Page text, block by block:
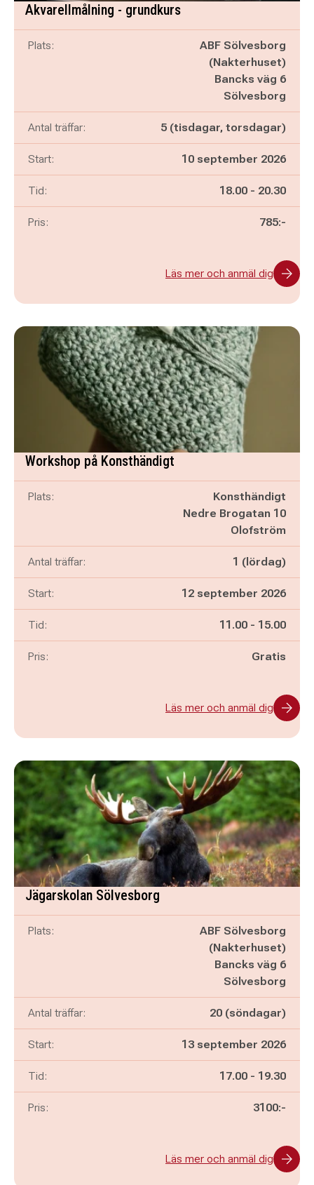
Akvarellmålning - grundkurs
Plats:
ABF Sölvesborg
(Nakterhuset)
Bancks väg 6
Sölvesborg
Antal träffar: 5 (tisdagar, torsdagar)
Start: 10 september 2026
Tid: Pågår mellan
18.00 - och
20.30
Pris: 785:-
Läs mer och anmäl dig
Workshop på Konsthändigt
Plats:
Konsthändigt
Nedre Brogatan 10
Olofström
Antal träffar: 1 (lördag)
Start: 12 september 2026
Tid: Pågår mellan
11.00 - och
15.00
Pris: Gratis
Läs mer och anmäl dig
Jägarskolan Sölvesborg
Plats:
ABF Sölvesborg
(Nakterhuset)
Bancks väg 6
Sölvesborg
Antal träffar: 20 (söndagar)
Start: 13 september 2026
Tid: Pågår mellan
17.00 - och
19.30
Pris: 3100:-
Läs mer och anmäl dig